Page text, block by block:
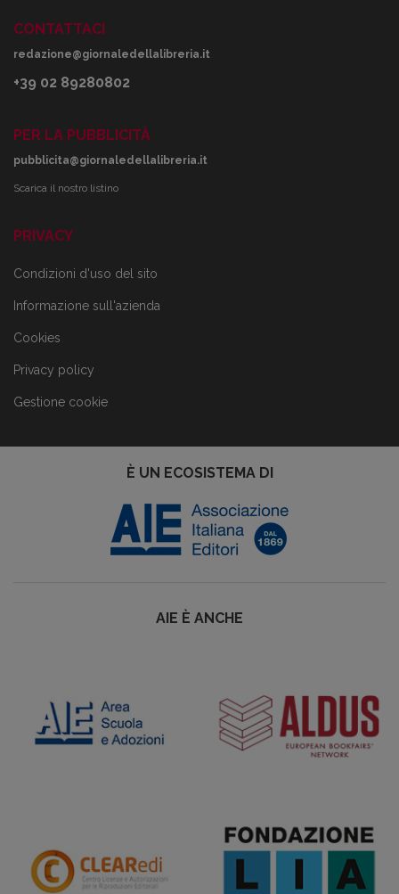
CONTATTACI
redazione@giornaledellalibreria.it
+39 02 89280802
PER LA PUBBLICITÀ
pubblicita@giornaledellalibreria.it
Scarica il nostro listino
PRIVACY
Condizioni d'uso del sito
Informazione sull'azienda
Cookies
Privacy policy
Gestione cookie
È UN ECOSISTEMA DI
AIE È ANCHE